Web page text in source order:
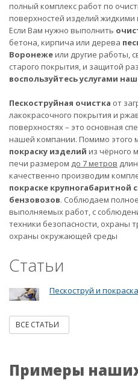
полный комплекс работ по
поверхностей изделий
Если Вам нужно выполнить
бетона, кирпича или дерева
Воронежеили другие работы,
старого покрытия, и защитой
воспользуйтесь услугами
Пескоструйная очистка от
лакокрасочного покрытия и
поверхностях – это основная
нашей компании. Помимо этого
покраску изделий из чёрного
печи размером до 7 метров
качественно производим
покраске крупногабаритной
бензовозов. Соблюдаем
выполняемых работ, с
техники безопасности, охраны
охраны окружающей среды
Статьи
Пескоструй и
ВСЕ СТАТЬИ
Примеры